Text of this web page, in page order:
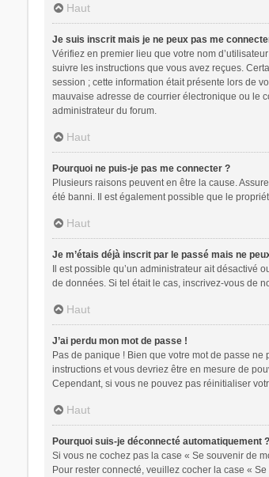
Haut
Je suis inscrit mais je ne peux pas me
Vérifiez en premier lieu que votre nom
suivre les instructions que vous avez reçues.
session ; cette information était présente lors de
mauvaise adresse de courrier électronique ou le
administrateur du forum.
Haut
Pourquoi ne puis-je pas me connecter ?
Plusieurs raisons peuvent en être la cause.
été banni. Il est également possible que le
Haut
Je m’étais déjà inscrit par le passé mais ne
Il est possible qu’un administrateur ait
de données. Si tel était le cas, inscrivez-vous de
Haut
J’ai perdu mon mot de passe !
Pas de panique ! Bien que votre mot de passe
instructions et vous devriez être en mesure de
Cependant, si vous ne pouvez pas réinitialiser
Haut
Pourquoi suis-je déconnecté automatiquement ?
Si vous ne cochez pas la case « Se souvenir de
Pour rester connecté, veuillez cocher la case «